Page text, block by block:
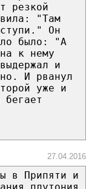
резкой
"Там
Он
было: "А
к нему
и
И рванул
уже и
27.04.2016
в Припяти и
плутония